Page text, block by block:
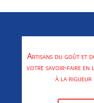
Artisans du goût et
votre savoir-faire en
à la rigueur